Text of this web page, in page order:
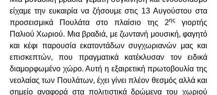
είχαμε την ευκαιρία να ζήσουμε στις 13 Αυγούστου στα
προσεισμικά Πουλάτα στο πλαίσιο της 2ης
γιορτής
Παλιού Χωριού. Μια βραδιά, με ζωντανή μουσική, φαγητό
και κέφι παρουσία εκατοντάδων συγχωριανών μας και
επισκεπτών, που πραγματικά κατέκλυσαν τον ειδικά
διαμορφωμένο χώρο. Αυτή η εξαιρετική πρωτοβουλία της
νεολαίας των Πουλάτων, έχει γίνει πλέον θεσμός αλλά και
σημείο αναφορά στα πολιτιστικά δρώμενα του χωριού